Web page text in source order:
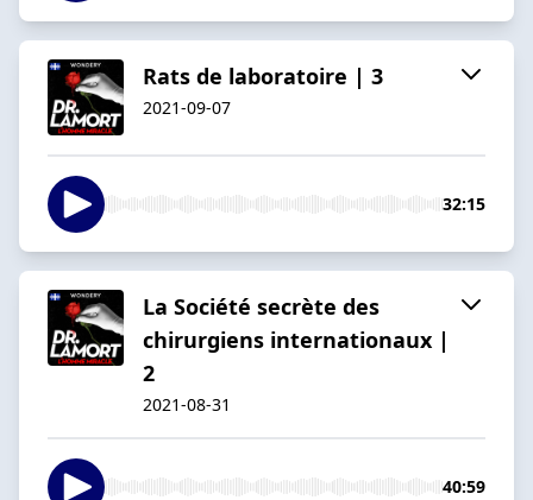
Rats de laboratoire | 3
2021-09-07
32:15
La Société secrète des
chirurgiens internationaux |
2
2021-08-31
40:59